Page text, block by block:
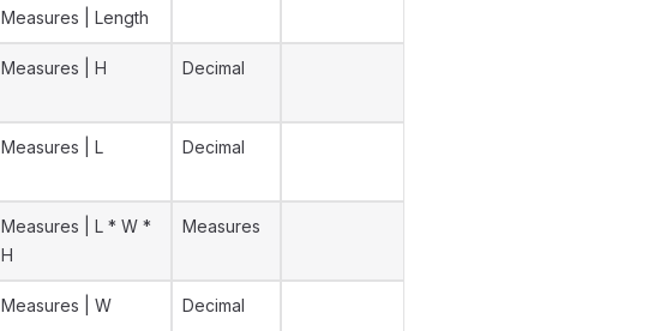
Measures | Length
Measures | H Decimal
Measures | L Decimal
Measures | L * W *
H
Measures
Measures | W Decimal